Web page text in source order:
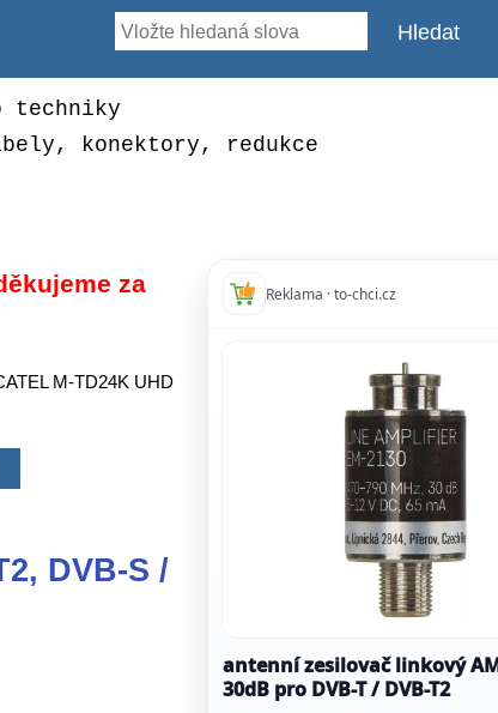
techniky
konektory, redukce
za
M-TD24K UHD
DVB-S /
Reklama · to-chci.cz
antenní zesilovač linkový
30dB pro DVB-T / DVB-T2